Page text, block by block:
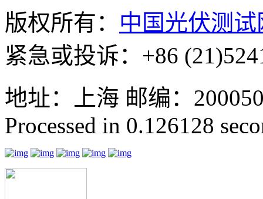
版权所有： 中国光伏测试
紧急或投诉：+86
地址：上海 邮编：
Processed in 0.126128